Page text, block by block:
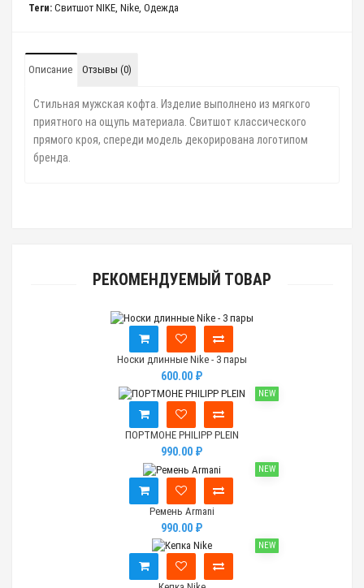
Теги: Свитшот NIKE, Nike, Одежда
Описание Отзывы (0)
Стильная мужская кофта . Изделие выполнено из мягкого
приятного на ощупь материала. Свитшот классического
прямого кроя, спереди модель декорирована логотипом
бренда.
РЕКОМЕНДУЕМЫЙ ТОВАР
Носки длинные Nike - 3 пары
600.00 ₽
NEW
ПОРТМОНЕ PHILIPP PLEIN
990.00 ₽
NEW
Ремень Armani
990.00 ₽
NEW